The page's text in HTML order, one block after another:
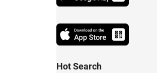
Hot Search